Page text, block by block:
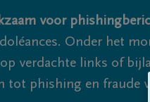
voor
Onder het
verdachte links of
tot phishing en fraude